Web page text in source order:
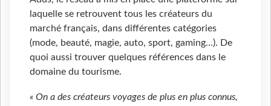
laquelle se retrouvent tous les créateurs du
marché français, dans différentes catégories
(mode, beauté, magie, auto, sport, gaming…). De
quoi aussi trouver quelques références dans le
domaine du tourisme.
« On a des créateurs voyages de plus en plus connus,